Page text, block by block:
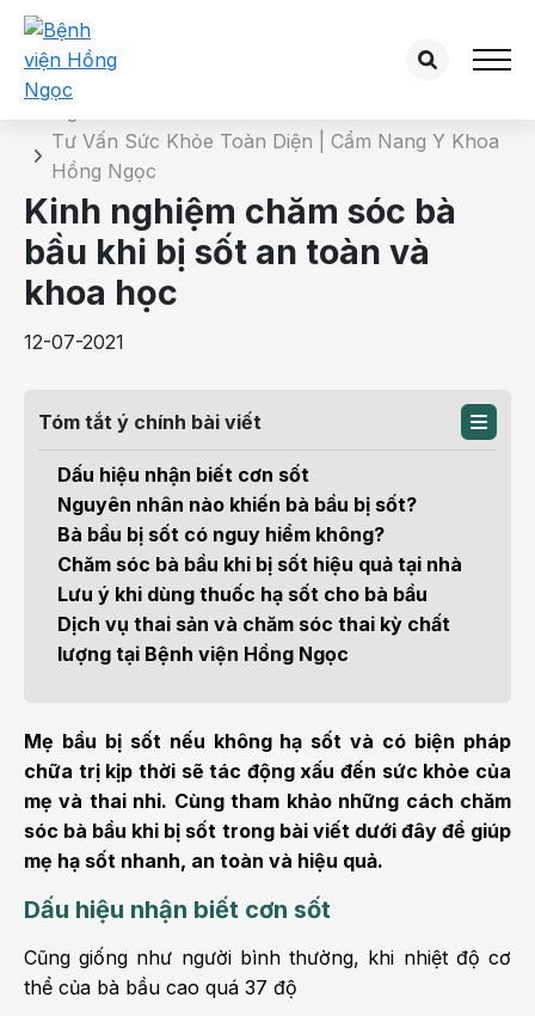
Chi tiết bài tư vấn
Tư Vấn Sức Khỏe Toàn Diện | Cẩm Nang Y Khoa
Hồng Ngọc
Kinh nghiệm chăm sóc bà
bầu khi bị sốt an toàn và
khoa học
12-07-2021
Tóm tắt ý chính bài viết
Dấu hiệu nhận biết cơn sốt
Nguyên nhân nào khiến bà bầu bị sốt?
Bà bầu bị sốt có nguy hiểm không?
Chăm sóc bà bầu khi bị sốt hiệu quả tại nhà
Lưu ý khi dùng thuốc hạ sốt cho bà bầu
Dịch vụ thai sản và chăm sóc thai kỳ chất
lượng tại Bệnh viện Hồng Ngọc
Mẹ bầu bị sốt nếu không hạ sốt và có biện pháp
chữa trị kịp thời sẽ tác động xấu đến sức khỏe của
mẹ và thai nhi. Cùng tham khảo những cách chăm
sóc bà bầu khi bị sốt trong bài viết dưới đây để giúp
mẹ hạ sốt nhanh, an toàn và hiệu quả.
Dấu hiệu nhận biết cơn sốt
Cũng giống như người bình thường, khi nhiệt độ cơ
thể của bà bầu cao quá 37 độ